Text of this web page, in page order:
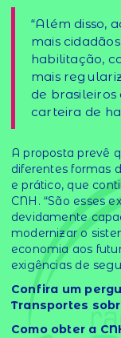
“Além disso,
mais
habilitação,
mais
de brasileiros
carteira de
A proposta prevê
diferentes formas
e prático, que
CNH. “São esses
devidamente
modernizar o
economia aos
exigências de
Confira um
Transportes
Como obter a